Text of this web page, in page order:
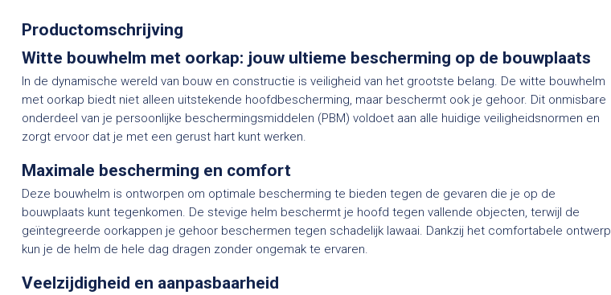
Productomschrijving
Witte bouwhelm met oorkap: jouw ultieme bescherming op de bouwplaats
In de dynamische wereld van bouw en constructie is veiligheid van het grootste belang. De witte bouwhelm
met oorkap biedt niet alleen uitstekende hoofdbescherming, maar beschermt ook je gehoor. Dit onmisbare
onderdeel van je persoonlijke beschermingsmiddelen (PBM) voldoet aan alle huidige veiligheidsnormen en
zorgt ervoor dat je met een gerust hart kunt werken.
Maximale bescherming en comfort
Deze bouwhelm is ontworpen om optimale bescherming te bieden tegen de gevaren die je op de
bouwplaats kunt tegenkomen. De stevige helm beschermt je hoofd tegen vallende objecten, terwijl de
geïntegreerde oorkappen je gehoor beschermen tegen schadelijk lawaai. Dankzij het comfortabele ontwerp
kun je de helm de hele dag dragen zonder ongemak te ervaren.
Veelzijdigheid en aanpasbaarheid